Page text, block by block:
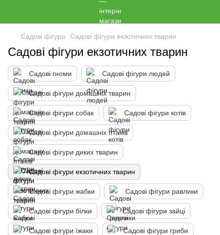
Садові фігури Садові фігури екзотичних тварин
Садові фігури екзотичних тварин
Садові гноми Садові фігури людей
Садові фігури домашніх тварин
Садові фігури собак Садові фігури котів
Садові фігури домашніх птахів
Садові фігури диких тварин
Садові фігури екзотичних тварин
Садові фігури жабки Садові фігури равлики
Садові фігури білки Садові фігури зайці
Садові фігури їжаки Садові фігури гриби